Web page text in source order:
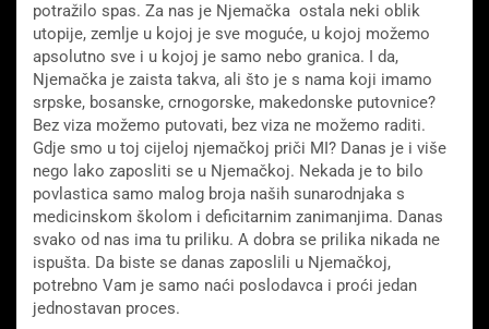
potražilo spas. Za nas je Njemačka ostala neki oblik
utopije, zemlje u kojoj je sve moguće, u kojoj možemo
apsolutno sve i u kojoj je samo nebo granica. I da,
Njemačka je zaista takva, ali što je s nama koji imamo
srpske, bosanske, crnogorske, makedonske putovnice?
Bez viza možemo putovati, bez viza ne možemo raditi.
Gdje smo u toj cijeloj njemačkoj priči MI? Danas je i više
nego lako zaposliti se u Njemačkoj. Nekada je to bilo
povlastica samo malog broja naših sunarodnjaka s
medicinskom školom i deficitarnim zanimanjima. Danas
svako od nas ima tu priliku. A dobra se prilika nikada ne
ispušta. Da biste se danas zaposlili u Njemačkoj,
potrebno Vam je samo naći poslodavca i proći jedan
jednostavan proces.